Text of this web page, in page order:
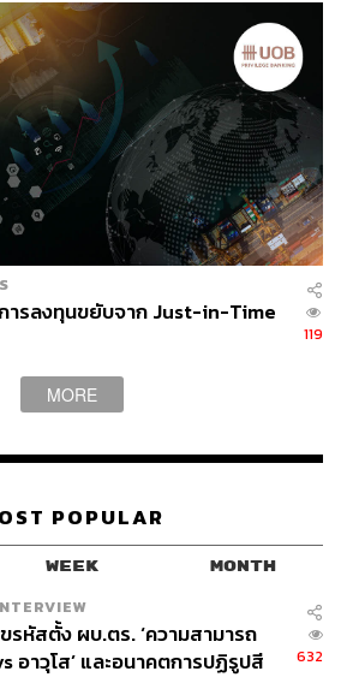
ารลงทุนขยับจาก Just-in-Time
119
MORE
POPULAR
WEEK MONTH
รหัสตั้ง ผบ.ตร. ‘ความสามารถ
อาวุโส’ และอนาคตการปฏิรูปสี
632